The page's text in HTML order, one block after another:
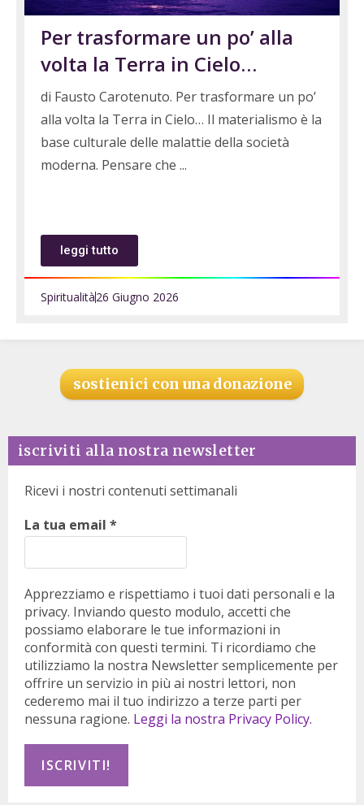
Per trasformare un po’ alla
volta la Terra in Cielo…
di Fausto Carotenuto. Per trasformare un po’
alla volta la Terra in Cielo… Il materialismo è la
base culturale delle malattie della società
moderna. Pensare che
leggi tutto
Spiritualità26 Giugno 2026
sostienici con una donazione
iscriviti alla nostra newsletter
Ricevi i nostri contenuti settimanali
La tua email *
Apprezziamo e rispettiamo i tuoi dati personali e la
privacy. Inviando questo modulo, accetti che
possiamo elaborare le tue informazioni in
conformità con questi termini. Ti ricordiamo che
utilizziamo la nostra Newsletter semplicemente per
offrire un servizio in più ai nostri lettori, non
cederemo mai il tuo indirizzo a terze parti per
nessuna ragione. Leggi la nostra Privacy Policy.